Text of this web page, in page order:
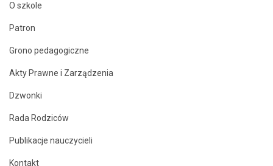
O szkole
Patron
Grono pedagogiczne
Akty Prawne i Zarządzenia
Dzwonki
Rada Rodziców
Publikacje nauczycieli
Kontakt